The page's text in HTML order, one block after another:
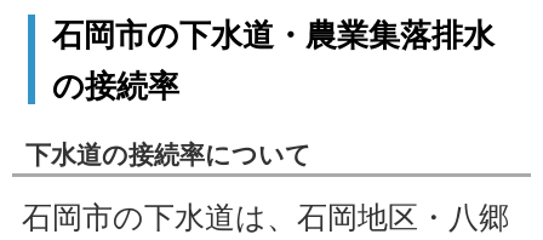
石岡市の下水道・農業集落排水
の接続率
下水道の接続率について
石岡市の下水道は、石岡地区・八郷